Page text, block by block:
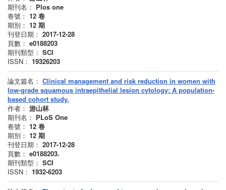
期刊名： Plos one
卷號： 12 卷
期別： 12 期
刊登日期： 2017-12-28
頁數： e0188203
期刊類型： SCI
ISSN： 19326203
論文篇名： Clinical management and risk reduction in women with
low-grade squamous intraepithelial lesion cytology: A population-
based cohort study.
作者： 游山林
期刊名： PLoS One
卷號： 12 卷
期別： 12 期
刊登日期： 2017-12-28
頁數： e0188203.
期刊類型： SCI
ISSN： 1932-6203